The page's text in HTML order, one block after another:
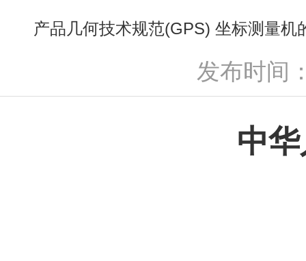
产品几何技术规范(GPS) 坐标测量
发布时间
中